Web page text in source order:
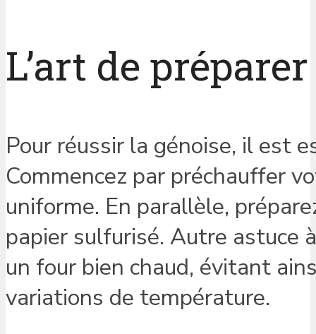
L’art de
Pour réussir la génoise, il est
Commencez par préchauffer
uniforme. En parallèle,
papier sulfurisé. Autre astuce
un four bien chaud, évitant
variations de température.